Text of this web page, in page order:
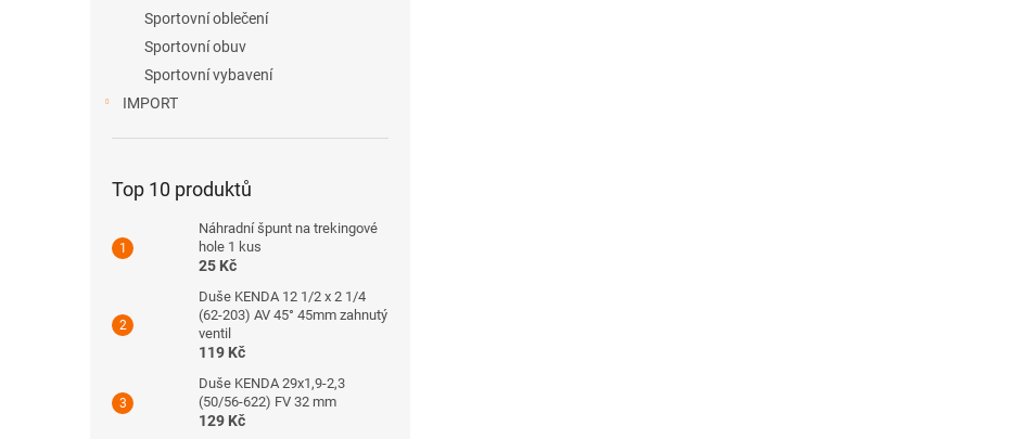
Sportovní oblečení
Sportovní obuv
Sportovní vybavení
IMPORT
Top 10 produktů
Náhradní špunt na trekingové
hole 1 kus
25 Kč
Duše KENDA 12 1/2 x 2 1/4
(62-203) AV 45° 45mm zahnutý
ventil
119 Kč
Duše KENDA 29x1,9-2,3
(50/56-622) FV 32 mm
129 Kč